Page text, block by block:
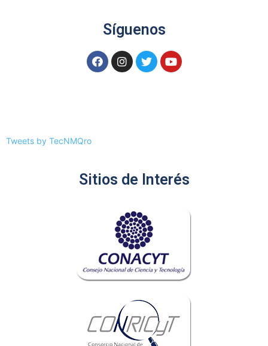
Síguenos
Tweets by TecNMQro
Sitios de Interés